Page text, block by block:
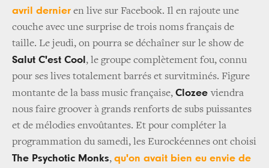
avril dernier en live sur Facebook. Il en rajoute une
couche avec une surprise de trois noms français de
taille. Le jeudi, on pourra se déchaîner sur le show de
Salut C'est Cool , le groupe complètement fou, connu
pour ses lives totalement barrés et survitminés. Figure
montante de la bass music française, Clozeeviendra
nous faire groover à grands renforts de subs puissantes
et de mélodies envoûtantes. Et pour compléter la
programmation du samedi, les Eurockéennes ont choisi
The Psychotic Monks, qu'on avait bien eu envie de